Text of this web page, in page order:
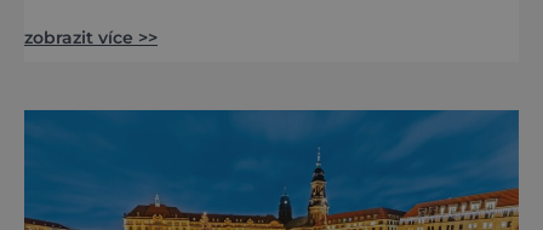
Comoedien-Hausu zve na stálou expozici
Matyáše Bernarda Brauna nejen z Kuksu.
Výstava Braunova socha loutkou představuje
padesát autorských loutek řezbáře a scénog
zobrazit více >>